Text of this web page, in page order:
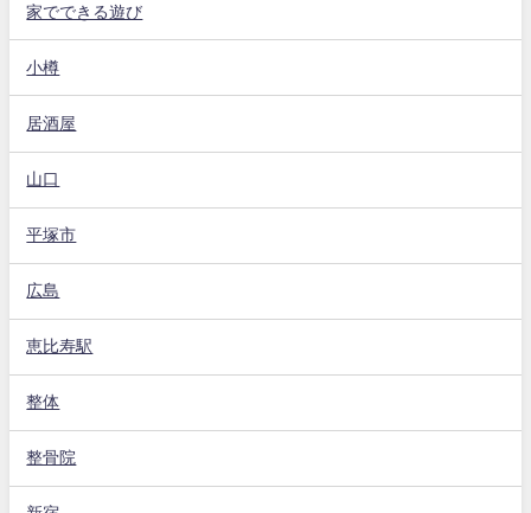
家でできる遊び
小樽
居酒屋
山口
平塚市
広島
恵比寿駅
整体
整骨院